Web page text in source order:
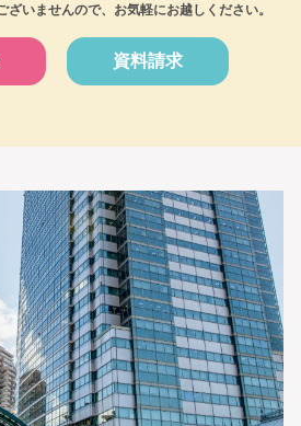
いませんので、お気軽にお越しください。
資料請求